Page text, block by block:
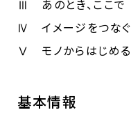
Ⅲ あのとき、ここで
Ⅳ イメージをつなぐ
Ⅴ モノからはじめる
基本情報